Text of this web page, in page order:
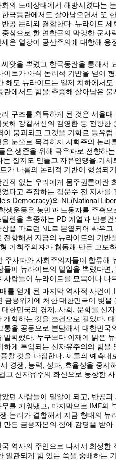
의 노예상태에서 해방시켰다는
국동란에서도 살아남으면서 또
공 논리와 결합한다. 뉴라이트 세
심으로 한 연합군의 막강한 군사
운 열강이 공산주의에 대항해 응
앗을 뿌렸고 한국동란을 통해서
이트가 아직 논리적 기반을 얻어
해도 뉴라이트는 일제 치하에서
란에서도 힘을 추종해 살아남은
구조를 획득하게 된 것은 서울
해 강철서신의 김영환 등 전향한
이 붕괴되고 그것을 기화로 동유
눈으로 목격하자 사회주의 논리
은 생존을 위해 극우파로 전향하
는 잡지도 만들고 자유연맹을 기치
가 나름의 논리적 기반이 형성되
적 없는 우리에게 몸주권론이란
다고 주장하는 김문수 전 지사를
Democracy)와 NL(National
생운동은 농민과 노동자를 주축
린을 추종하는 PD 계열과 반봉
을 따르던 NL로 분열되어 싸우
전향해서 지금의 뉴라이트의 기반
기회주의자가 협동해 만든 고도
주사파와 사회주의자들이 합류해
들이 뉴라이트의 밀알을 뿌렸다면
사람들이 뉴라이트를 묘목이나 나
를 얻게 된 마지막 역사적 사건이
금융위기에 처한 대한민국이 빚을
한민국의 경제, 사회, 문화를 신
개혁하는 것을 조건으로 걸었다.
통을 공동으로 분담해서 대한민국
발휘했다. 누구보다 이재에 밝은
하게 투입되는 신자유주의의 힘을
할 것을 다짐한다. 이들의 예측대
경쟁, 능력, 성과, 효율성을 중시
고 신자유주의 화신으로 등장한
던 사람들이 밀알이 되고, 반공
를 키워냈고, 마지막으로 IMF의
논리가 결합해서 지금 형태의 뉴
만든 금융자본의 힘에 감명을 받
역사의 주인으로 나서서 희생한
일관되게 힘 있는 쪽을 숭배하는